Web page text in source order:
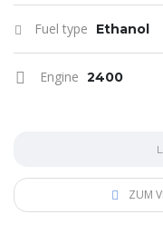
Fuel type Ethanol
Engine 2400
ZUM